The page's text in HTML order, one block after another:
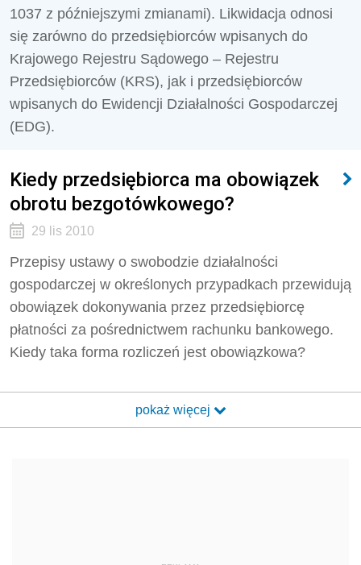
1037 z późniejszymi zmianami). Likwidacja odnosi
się zarówno do przedsiębiorców wpisanych do
Krajowego Rejestru Sądowego – Rejestru
Przedsiębiorców (KRS), jak i przedsiębiorców
wpisanych do Ewidencji Działalności Gospodarczej
(EDG).
Kiedy przedsiębiorca ma obowiązek
obrotu bezgotówkowego?
29 lis 2010
Przepisy ustawy o swobodzie działalności
gospodarczej w określonych przypadkach przewidują
obowiązek dokonywania przez przedsiębiorcę
płatności za pośrednictwem rachunku bankowego.
Kiedy taka forma rozliczeń jest obowiązkowa?
pokaż więcej